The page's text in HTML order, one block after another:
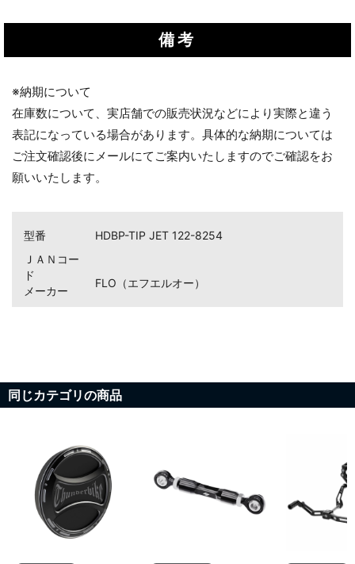
備考
※納期について
在庫数について、実店舗での販売状況などにより実際と違う
表記になっている場合があります。具体的な納期については
ご注文確認後にメールにてご案内いたしますのでご確認をお
願いいたします。
型番
HDBP-TIP JET 122-8254
ＪＡＮコー
ド
メーカー
FLO（エフエルオー）
お買い物を続ける
同じカテゴリの商品